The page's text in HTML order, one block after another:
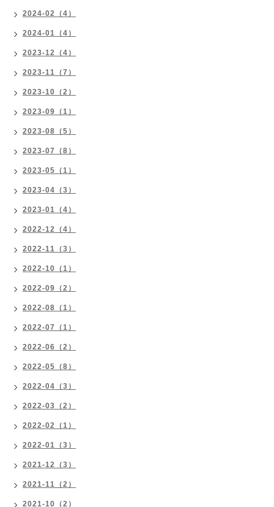
2024-02（4）
2024-01（4）
2023-12（4）
2023-11（7）
2023-10（2）
2023-09（1）
2023-08（5）
2023-07（8）
2023-05（1）
2023-04（3）
2023-01（4）
2022-12（4）
2022-11（3）
2022-10（1）
2022-09（2）
2022-08（1）
2022-07（1）
2022-06（2）
2022-05（8）
2022-04（3）
2022-03（2）
2022-02（1）
2022-01（3）
2021-12（3）
2021-11（2）
2021-10（2）